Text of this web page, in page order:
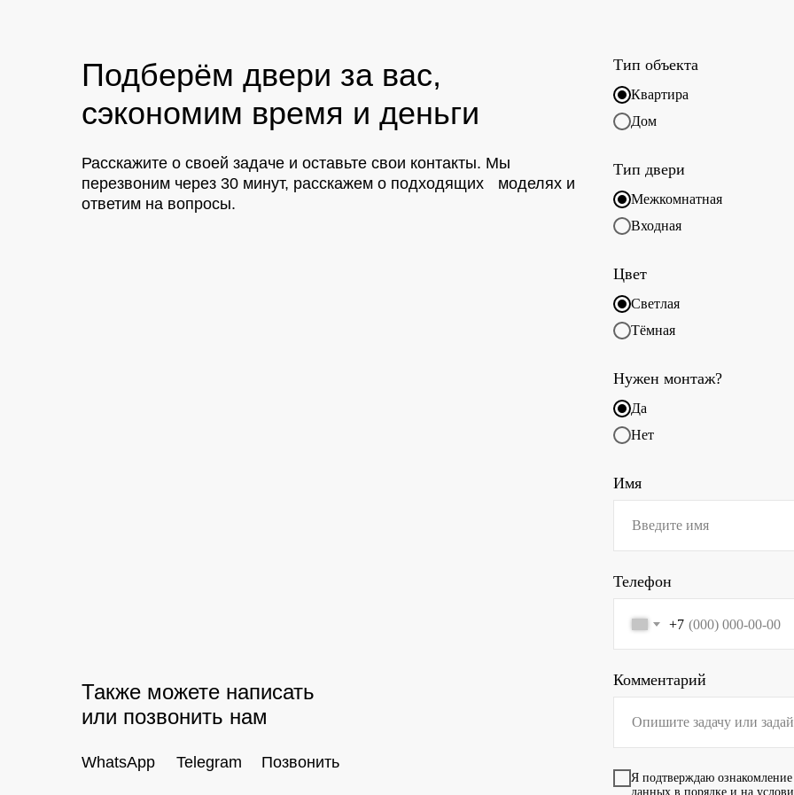
Тип объекта
Квартира
Дом
Тип двери
Межкомнатная
Входная
Цвет
Светлая
Тёмная
Нужен монтаж?
Да
Нет
Имя
Телефон
+7
Комментарий
Я подтверждаю ознакомление
данных в порядке и на
Позвонить
Telegram
WhatsApp
Также можете написать
или позвонить нам
Расскажите о своей задаче и оставьте свои контакты. Мы
перезвоним через 30 минут, расскажем о подходящих моделях и
ответим на вопросы.
Подберём двери за вас,
сэкономим время и деньги